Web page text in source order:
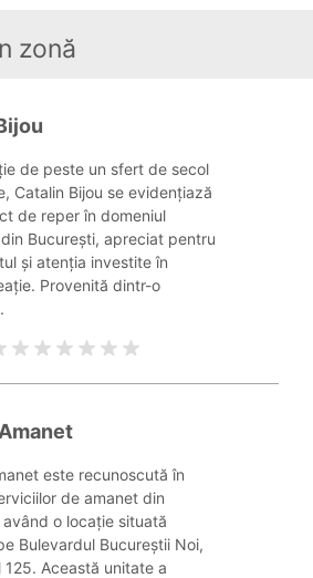
zonă
de peste un sfert de secol
Catalin Bijou se evidențiază
de reper în domeniul
București, apreciat pentru
și atenția investite în
Provenită dintr-o
este recunoscută în
de amanet din
având o locație situată
Bulevardul Bucureștii Noi,
125. Această unitate a